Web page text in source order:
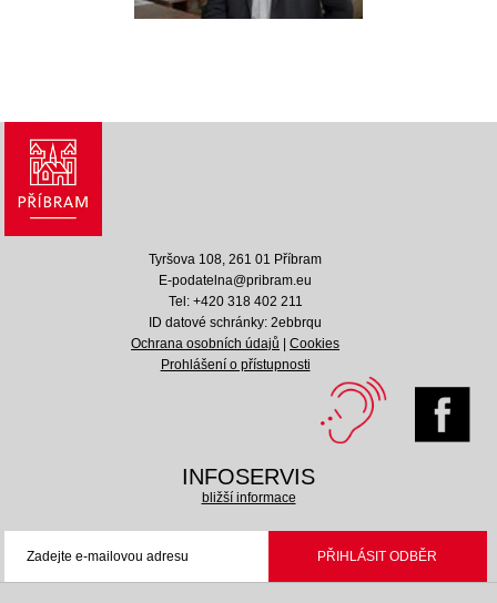
Tyršova 108, 261 01 Příbram
E-podatelna@pribram.eu
Tel: +420 318 402 211
ID datové schránky: 2ebbrqu
Ochrana osobních údajů |Cookies
Prohlášení o přístupnosti
INFOSERVIS
bližší informace